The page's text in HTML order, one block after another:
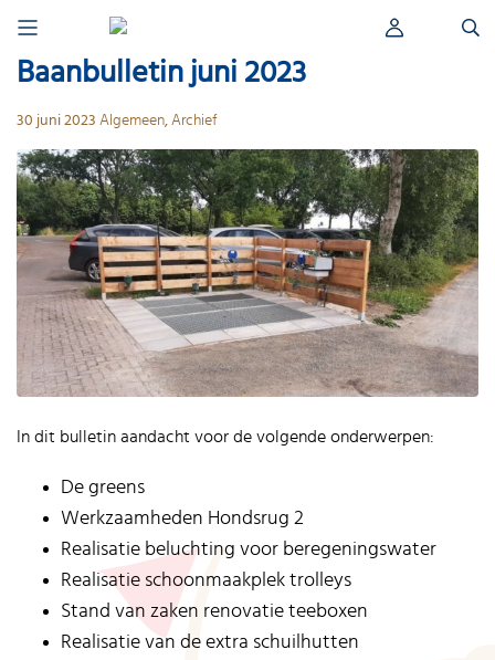
naar:
Baanbulletin juni 2023
30 juni 2023 Algemeen, Archief
In dit bulletin aandacht voor de volgende onderwerpen:
De greens
Werkzaamheden Hondsrug 2
Realisatie beluchting voor beregeningswater
Realisatie schoonmaakplek trolleys
Stand van zaken renovatie teeboxen
Realisatie van de extra schuilhutten